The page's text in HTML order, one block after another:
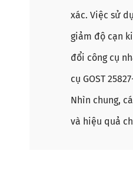
xác. Việc sử
giảm độ cạn
đổi công cụ
cụ GOST
Nhìn chung,
và hiệu quả